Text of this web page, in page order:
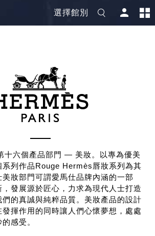
選擇館別
十六個產品部門 — 美妝。以專為優美
系列作品Rouge Hermès唇妝系列為其
妝部門可謂愛馬仕品牌內涵的一部
發展源於匠心，力求為現代人士打造
的真誠與純粹品質。美妝產品的設計
揮作用的同時讓人們心懷夢想，處處
感受。